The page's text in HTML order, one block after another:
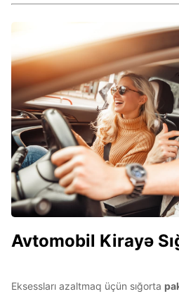
Avtomobil Kirayə
Eksessları azaltmaq üçün sığorta